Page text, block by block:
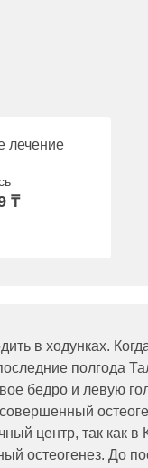
лечение
₸
в ходунках.
полгода
бедро и левую
центр, так как в
остеогенез. До